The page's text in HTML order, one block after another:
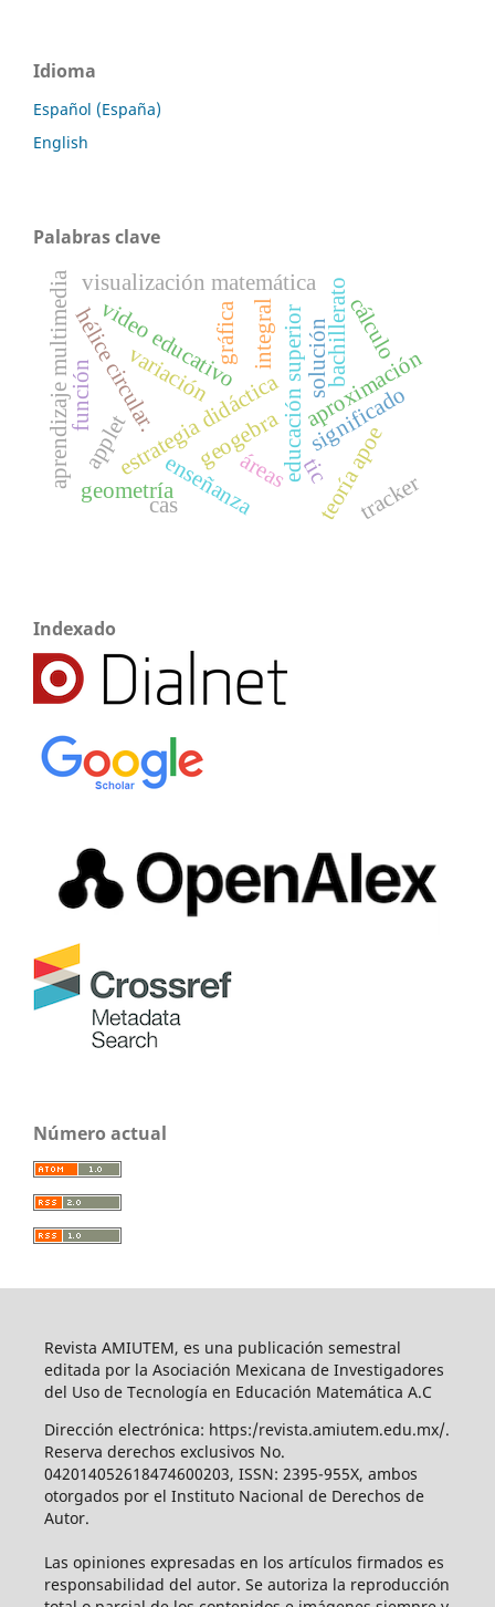
Idioma
Español (España)
English
Palabras clave
educación superior
estrategia didáctica
geogebra
hélice circular.
video educativo
aprendizaje multimedia áreas
visualización matemática
aproximación
enseñanza
significado
bachillerato
integral
función solución cálculo
teoría apoe
gráfica
variación
geometría
applet
cas
tic
tracker
Indexado
Número actual
Revista AMIUTEM, es una publicación semestral
editada por la Asociación Mexicana de Investigadores
del Uso de Tecnología en Educación Matemática A.C
Dirección electrónica: https:/revista.amiutem.edu.mx/.
Reserva derechos exclusivos No.
042014052618474600203, ISSN: 2395-955X, ambos
otorgados por el Instituto Nacional de Derechos de
Autor.
Las opiniones expresadas en los artículos firmados es
responsabilidad del autor. Se autoriza la reproducción